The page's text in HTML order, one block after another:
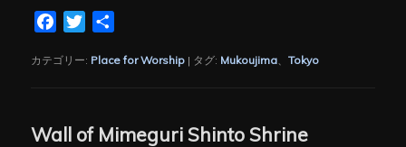
FacebookTwitter
カテゴリー: Place for Worship | タグ: Mukoujima 、Tokyo
Wall of Mimeguri Shinto Shrine